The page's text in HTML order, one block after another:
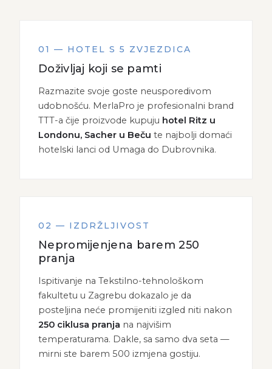
01 — HOTEL S 5 ZVJEZDICA
Doživljaj koji se pamti
Razmazite svoje goste neusporedivom
udobnošću. MerlaPro je profesionalni brand
TTT-a čije proizvode kupuju hotel Ritz u
Londonu, Sacher u Beču te najbolji domaći
hotelski lanci od Umaga do Dubrovnika.
02 — IZDRŽLJIVOST
Nepromijenjena barem 250
pranja
Ispitivanje na Tekstilno-tehnološkom
fakultetu u Zagrebu dokazalo je da
posteljina neće promijeniti izgled niti nakon
250 ciklusa pranja na najvišim
temperaturama. Dakle, sa samo dva seta —
mirni ste barem 500 izmjena gostiju.